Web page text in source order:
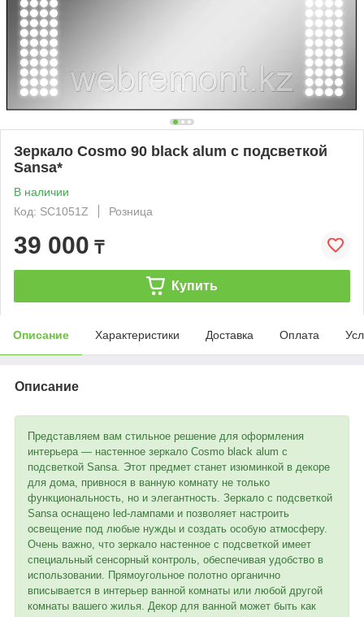
Зеркало Cosmo 90 black alum с подсветкой
Sansa*
В наличии
Код: SC1051Z
Розница
39 000 ₸
Купить
Описание Характеристики Доставка Оплата
Описание
Представляем вам стильное решение для оформления
интерьера — настенное зеркало Cosmo black alum с
подсветкой Sansa. Этот предмет станет изюминкой в декоре
для дома, привнося в ванную комнату не только
функциональность, но и элегантность. Зеркало с подсветкой
Sansa оснащено led-лампами и позволяет настроить
освещение под любые нужды и создать особую атмосферу.
Очень важно, что зеркало настенное с подсветкой имеет
специальный сенсорный контроль, обеспечивая удобство в
использовании. Прямоугольное полотно органично
вписывается в интерьер ванной комнаты или любой другой
комнаты вашего жилья. Декор для ванной может быть как